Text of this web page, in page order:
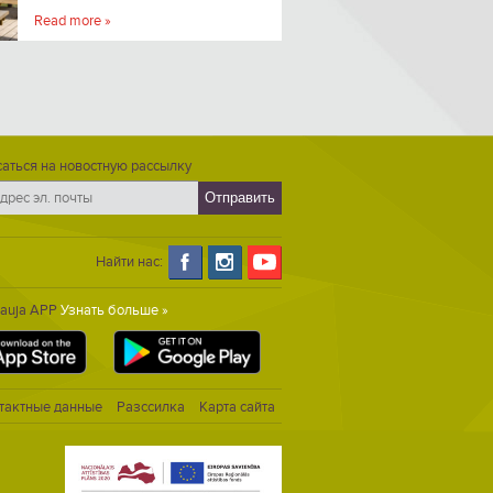
Read more »
на новостную рассылку
Найти нас:
APP Узнать больше »
данные Разссилка Карта сайта